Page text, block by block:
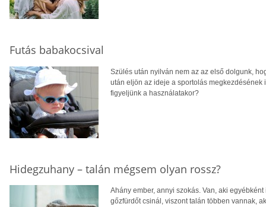
Futás babakocsival
Szülés után nyilván nem az az első dolgunk,
után eljön az ideje a sportolás
figyeljünk a használatakor?
Hidegzuhany – talán mégsem olyan rossz?
Ahány ember, annyi szokás. Van, aki
gőzfürdőt csinál, viszont talán többen vannak,